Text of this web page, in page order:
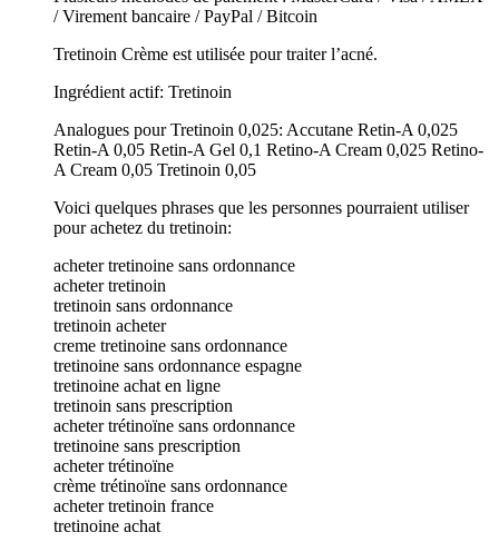
/ Virement bancaire / PayPal / Bitcoin
Tretinoin Crème est utilisée pour traiter l’acné.
Ingrédient actif: Tretinoin
Analogues pour Tretinoin 0,025: Accutane Retin-A 0,025
Retin-A 0,05 Retin-A Gel 0,1 Retino-A Cream 0,025 Retino-
A Cream 0,05 Tretinoin 0,05
Voici quelques phrases que les personnes pourraient utiliser
pour achetez du tretinoin:
acheter tretinoine sans ordonnance
acheter tretinoin
tretinoin sans ordonnance
tretinoin acheter
creme tretinoine sans ordonnance
tretinoine sans ordonnance espagne
tretinoine achat en ligne
tretinoin sans prescription
acheter trétinoïne sans ordonnance
tretinoine sans prescription
acheter trétinoïne
crème trétinoïne sans ordonnance
acheter tretinoin france
tretinoine achat